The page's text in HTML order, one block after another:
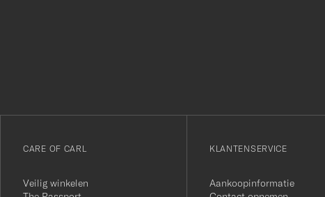
CARE OF CARL
Veilig winkelen
KLANTENSERVICE
Aankoopinformatie